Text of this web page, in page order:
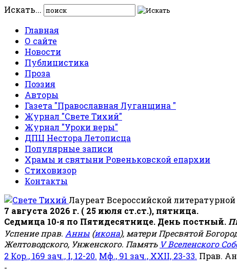
Искать...
Главная
О сайте
Новости
Публицистика
Проза
Поэзия
Авторы
Газета "Православная Луганщина "
Журнал "Свете Тихий"
Журнал "Уроки веры"
ДПЦ Нестора Летописца
Популярные записи
Храмы и святыни Ровеньковской епархии
Стиховизор
Контакты
Лауреат Всероссийской
7 августа 2026 г. ( 25 июля ст.ст.), пятница.
Седмица 10-я по Пятидесятнице. День постный.
Успение прав. Анны (икона), матери Пресвятой
Желтоводского, Унженского. Память V Вселенского
2 Кор., 169 зач., I, 12-20. Мф., 91 зач., XXII, 23-33. Прав.
-